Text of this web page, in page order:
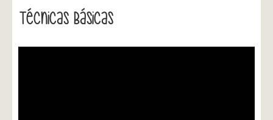
Técnicas Básicas